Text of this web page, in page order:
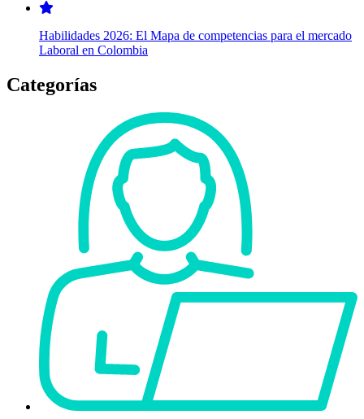
Habilidades 2026: El Mapa de competencias para el mercado
Laboral en Colombia
Categorías